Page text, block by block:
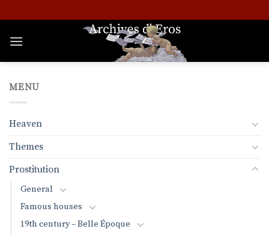
to
content
MENU
Heaven
Themes
Prostitution
General
Famous houses
19th century – Belle Époque